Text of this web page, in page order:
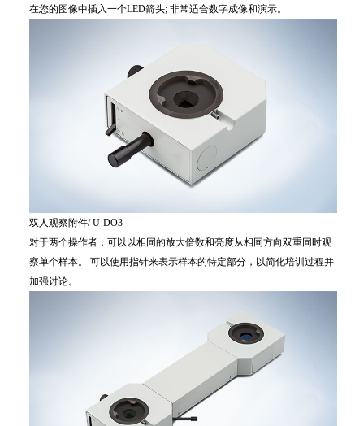
在您的图像中插入一个LED箭头; 非常适合数字成像和演示。
双人观察附件/ U-DO3
对于两个操作者，可以以相同的放大倍数和亮度从相同方向双重同时观
察单个样本。 可以使用指针来表示样本的特定部分，以简化培训过程并
加强讨论。